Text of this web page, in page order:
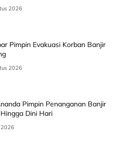
2026
Pimpin Evakuasi Korban Banjir
2026
Pimpin Penanganan Banjir
Dini Hari